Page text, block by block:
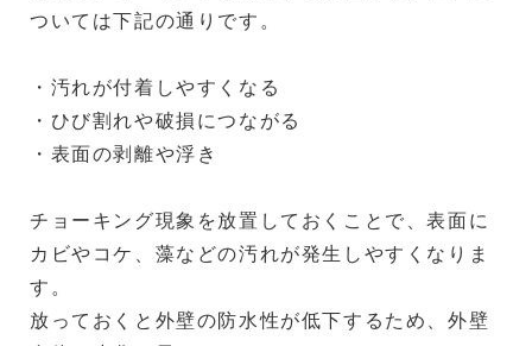
ついては下記の通りです。
・汚れが付着しやすくなる
・ひび割れや破損につながる
・表面の剥離や浮き
チョーキング現象を放置しておくことで、表面に
カビやコケ、藻などの汚れが発生しやすくなりま
す。
放っておくと外壁の防水性が低下するため、外壁